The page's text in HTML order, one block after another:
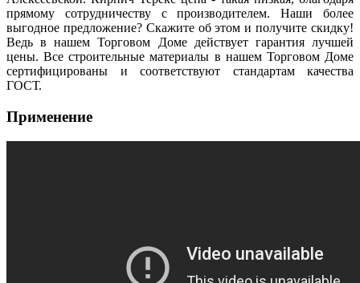
прямому сотрудничеству с производителем. Наши более
выгодное предложение? Скажите об этом и получите скидку!
Ведь в нашем Торговом Доме действует гарантия лучшей
цены. Все строительные материалы в нашем Торговом Доме
сертифицированы и соответствуют стандартам качества
ГОСТ.
Применение